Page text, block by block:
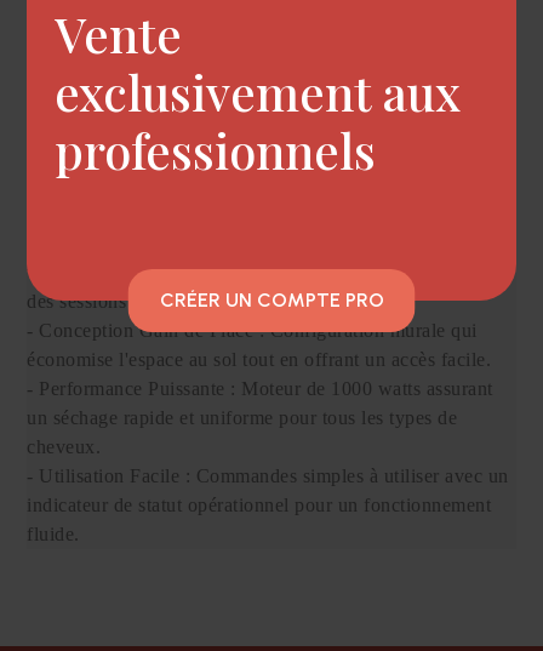
Avantages du XanitaliaPro Casque à Séchage
Professionnel Eolo Ionic & Antistatic 1600 Wall :
- Technologie Ionique : Génère des ions pour prévenir le
dessèchement des cheveux et accélérer le temps de
séchage.
- Fonction Antistatique : Réduit l'électricité statique,
vitesse, de température, et un minuteur de 60 minutes pour
des sessions de séchage sur mesure.
- Conception Gain de Place : Configuration murale qui
économise l'espace au sol tout en offrant un accès facile.
- Performance Puissante : Moteur de 1000 watts assurant
un séchage rapide et uniforme pour tous les types de
cheveux.
- Utilisation Facile : Commandes simples à utiliser avec un
indicateur de statut opérationnel pour un fonctionnement
fluide.
Vente
exclusivement aux
professionnels
CRÉER UN COMPTE PRO